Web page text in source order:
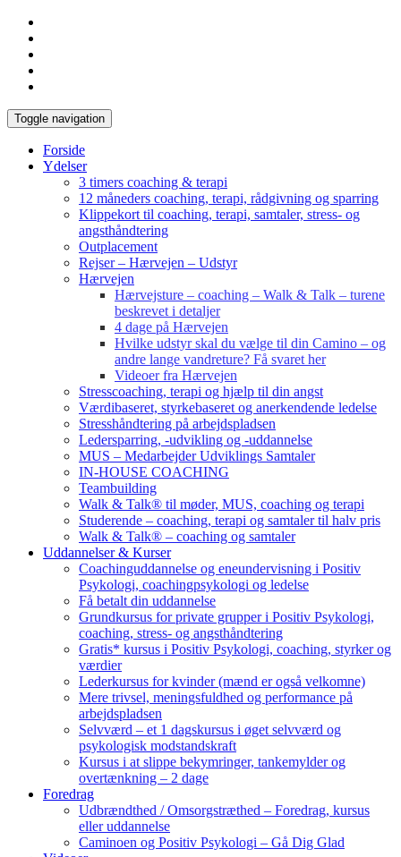
Toggle navigation
Forside
Ydelser
3 timers coaching & terapi
12 måneders coaching, terapi, rådgivning og sparring
Klippekort til coaching, terapi, samtaler, stress- og
angsthåndtering
Outplacement
Rejser – Hærvejen – Udstyr
Hærvejen
Hærvejsture – coaching – Walk & Talk – turene
beskrevet i detaljer
4 dage på Hærvejen
Hvilke udstyr skal du vælge til din Camino – og
andre lange vandreture? Få svaret her
Videoer fra Hærvejen
Stresscoaching, terapi og hjælp til din angst
Værdibaseret, styrkebaseret og anerkendende ledelse
Stresshåndtering på arbejdspladsen
Ledersparring, -udvikling og -uddannelse
MUS – Medarbejder Udviklings Samtaler
IN-HOUSE COACHING
Teambuilding
Walk & Talk® til møder, MUS, coaching og terapi
Studerende – coaching, terapi og samtaler til halv pris
Walk & Talk® – coaching og samtaler
Uddannelser & Kurser
Coachinguddannelse og eneundervisning i Positiv
Psykologi, coachingpsykologi og ledelse
Få betalt din uddannelse
Grundkursus for private grupper i Positiv Psykologi,
coaching, stress- og angsthåndtering
Gratis* kursus i Positiv Psykologi, coaching, styrker og
værdier
Lederkursus for kvinder (mænd er også velkomne)
Mere trivsel, meningsfuldhed og performance på
arbejdspladsen
Selvværd – et 1 dagskursus i øget selvværd og
psykologisk modstandskraft
Kursus i at slippe bekymringer, tankemylder og
overtænkning – 2 dage
Foredrag
Udbrændthed / Omsorgstræthed – Foredrag, kursus
eller uddannelse
Caminoen og Positiv Psykologi – Gå Dig Glad